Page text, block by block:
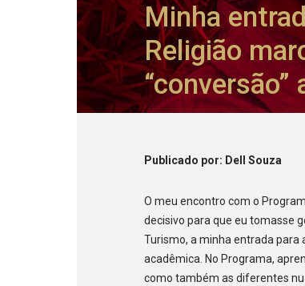
Minha
Religião
“conversão”
Publicado por: Dell Souza
O meu encontro com o
decisivo para que eu tomasse
Turismo, a minha entrada para
acadêmica. No Programa,
como também as diferentes